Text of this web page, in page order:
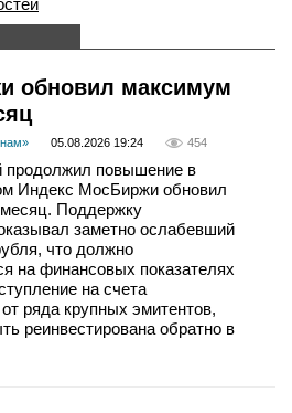
обновил максимум
05.08.2026 19:24 454
продолжил повышение в
Индекс МосБиржи обновил
Поддержку
заметно ослабевший
что должно
на финансовых показателях
на счета
ряда крупных эмитентов,
реинвестирована обратно в